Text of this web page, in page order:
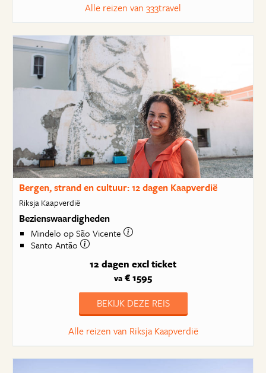
Alle reizen van 333travel
Bergen, strand en cultuur: 12 dagen Kaapverdië
Riksja Kaapverdië
Bezienswaardigheden
Mindelo op São Vicente
Santo Antão
12 dagen excl ticket
va € 1595
BEKIJK DEZE REIS
Alle reizen van Riksja Kaapverdië